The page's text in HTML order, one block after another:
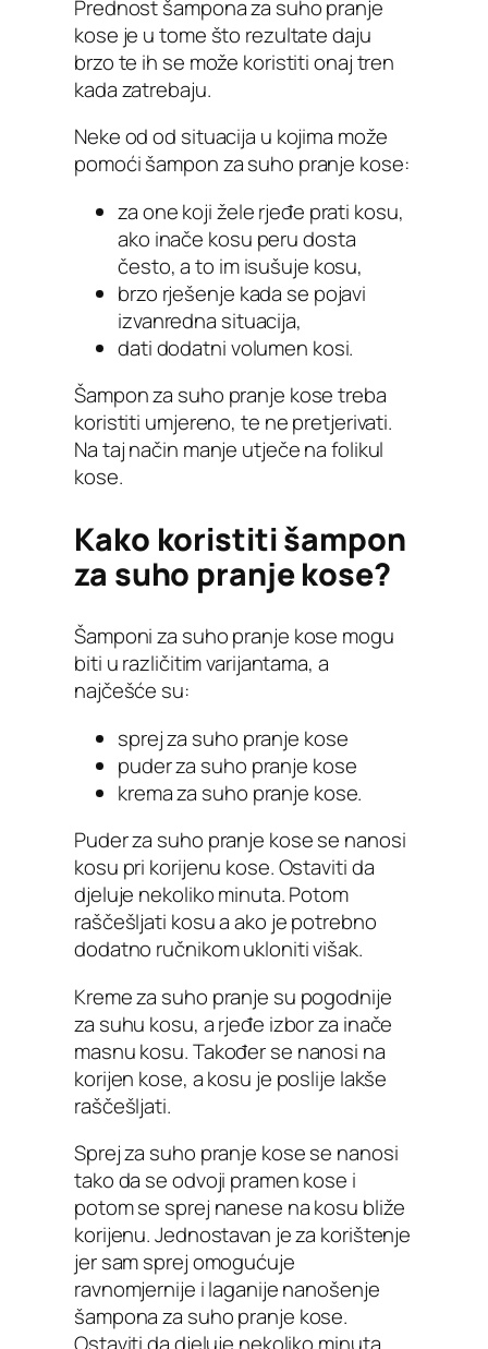
Prednost šampona za suho pranje
kose je u tome što rezultate daju
brzo te ih se može koristiti onaj tren
kada zatrebaju.
Neke od od situacija u kojima može
pomoći šampon za suho pranje kose:
za one koji žele rjeđe prati kosu,
ako inače kosu peru dosta
često, a to im isušuje kosu,
brzo rješenje kada se pojavi
izvanredna situacija,
dati dodatni volumen kosi.
Šampon za suho pranje kose treba
koristiti umjereno, te ne pretjerivati.
Na taj način manje utječe na folikul
kose.
Kako koristiti šampon
za suho pranje kose?
Šamponi za suho pranje kose mogu
biti u različitim varijantama, a
najčešće su:
sprej za suho pranje kose
puder za suho pranje kose
krema za suho pranje kose.
Puder za suho pranje kose se nanosi
kosu pri korijenu kose. Ostaviti da
djeluje nekoliko minuta. Potom
raščešljati kosu a ako je potrebno
dodatno ručnikom ukloniti višak.
Kreme za suho pranje su pogodnije
za suhu kosu, a rjeđe izbor za inače
masnu kosu. Također se nanosi na
korijen kose, a kosu je poslije lakše
raščešljati.
Sprej za suho pranje kose se nanosi
tako da se odvoji pramen kose i
potom se sprej nanese na kosu bliže
korijenu. Jednostavan je za korištenje
jer sam sprej omogućuje
ravnomjernije i laganije nanošenje
šampona za suho pranje kose.